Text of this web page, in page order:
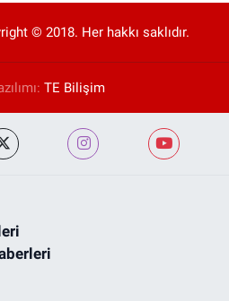
© 2018. Her hakkı saklıdır.
TE Bilişim